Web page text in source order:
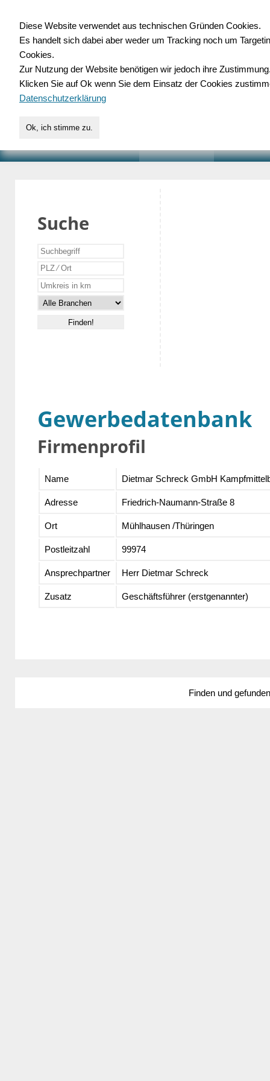
für Handwerk,
Suche
Gewerbedatenbank
Firmenprofil
Name Dietmar Schreck GmbH
Adresse Friedrich-Naumann-Straße 8
Ort Mühlhausen /Thüringen
Postleitzahl 99974
Ansprechpartner Herr Dietmar Schreck
Zusatz Geschäftsführer (erstgenannter)
Finden und
Diese Website verwendet aus technischen Gründen Cookies.
Es handelt sich dabei aber weder um Tracking noch um
Cookies.
Zur Nutzung der Website benötigen wir jedoch ihre
Klicken Sie auf Ok wenn Sie dem Einsatz der Cookies
Datenschutzerklärung
Ok, ich stimme zu.